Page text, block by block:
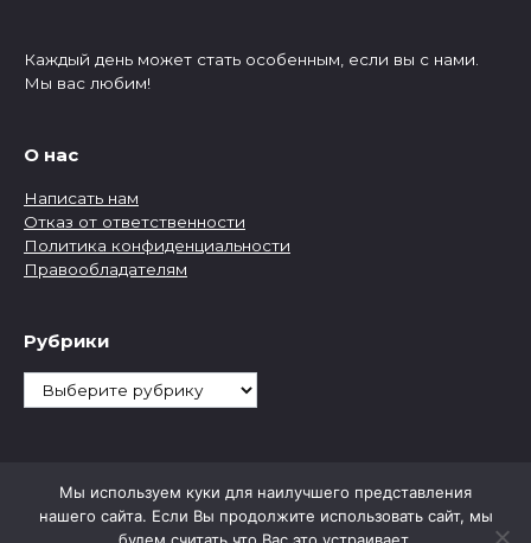
Каждый день может стать особенным, если вы с нами.
Мы вас любим!
О нас
Написать нам
Отказ от ответственности
Политика конфиденциальности
Правообладателям
Рубрики
Рубрики
Мы используем куки для наилучшего представления
нашего сайта. Если Вы продолжите использовать сайт, мы